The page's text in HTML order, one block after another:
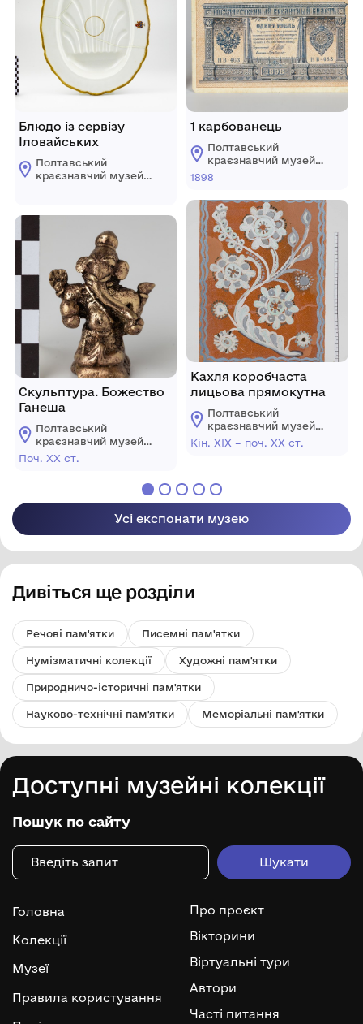
Блюдо із сервізу
Іловайських
Полтавський
краєзнавчий музей
Скульптура. Божество
Ганеша
Полтавський
краєзнавчий музей
імені Василя
Поч. ХХ ст.
1 карбованець
Полтавський
краєзнавчий музей
імені Василя
1898
Кахля коробчаста
лицьова прямокутна
Полтавський
краєзнавчий музей
імені Василя
Кін. XIX – поч. ХХ ст.
Усі експонати музею
Дивіться ще розділи
Речові пам'ятки Писемні пам'ятки
Нумізматичні колекції Художні пам'ятки
Природничо-історичні пам'ятки
Науково-технічні пам'ятки Меморіальні пам'ятки
Доступні музейні колекції
Пошук по сайту
Головна
Колекції
Музеї
Правила користування
Про проєкт
Вікторини
Віртуальні тури
Автори
Часті питання